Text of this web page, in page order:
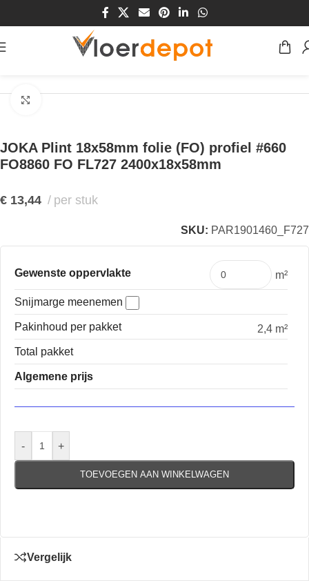
JOKA Plint 18x58mm folie (FO) profiel #660
FO8860 FO FL727 2400x18x58mm
€ 13,44 per stuk
SKU: PAR1901460_F727
Gewenste oppervlakte m²
Snijmarge meenemen
Pakinhoud per pakket
2,4 m²
Total pakket
Algemene prijs
- +
TOEVOEGEN AAN WINKELWAGEN
Vergelijk